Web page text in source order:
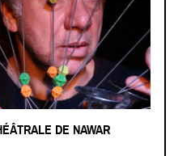
DE NAWAR